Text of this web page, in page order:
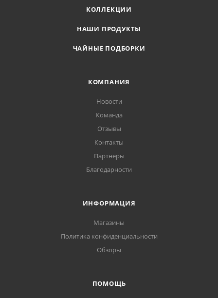
КОЛЛЕКЦИИ
НАШИ ПРОДУКТЫ
ЧАЙНЫЕ ПОДБОРКИ
КОМПАНИЯ
Новости
Команда
Отзывы
Контакты
Партнеры
Благодарности
ИНФОРМАЦИЯ
Магазины
Политика конфиденциальности
Обзоры
ПОМОЩЬ